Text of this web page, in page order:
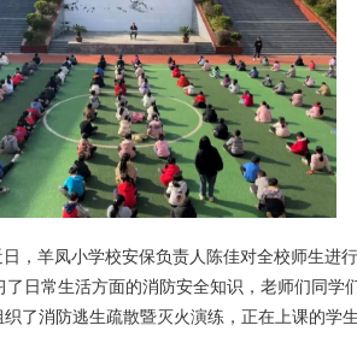
，羊凤小学校安保负责人陈佳对全校师生进
日常生活方面的消防安全知识，老师们同学
了消防逃生疏散暨灭火演练，正在上课的学